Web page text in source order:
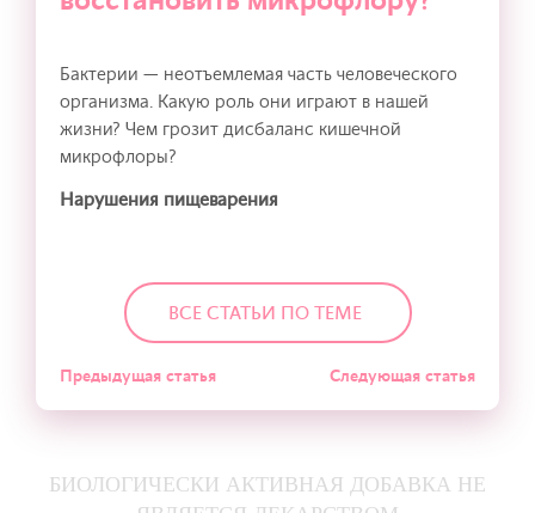
Бактерии — неотъемлемая часть человеческого
организма. Какую роль они играют в нашей
жизни? Чем грозит дисбаланс кишечной
микрофлоры?
Нарушения пищеварения
ВСЕ СТАТЬИ ПО ТЕМЕ
Предыдущая статья Следующая статья
БИОЛОГИЧЕСКИ АКТИВНАЯ ДОБАВКА НЕ